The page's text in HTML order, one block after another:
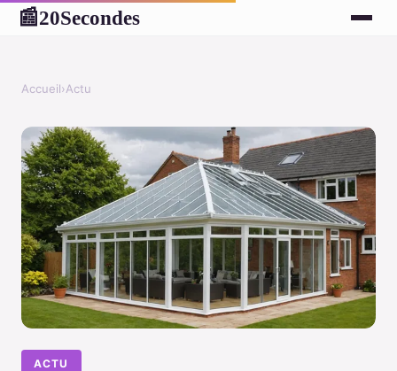
📰20Secondes
Accueil›Actu
ACTU